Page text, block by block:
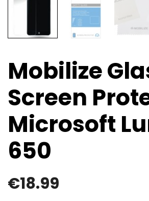
Mobilize
Screen
Microsoft
650
€18.99